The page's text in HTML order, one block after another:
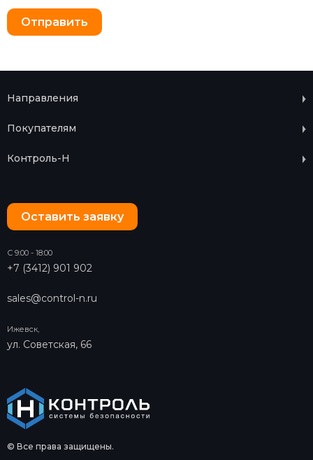
© Все права защищены.
Оставить заявку
С 9:00 - 18:00
+7 (3412) 901 902
sales@control-n.ru
Ижевск,
ул. Советская, 66
Направления
Покупателям
Контроль-Н